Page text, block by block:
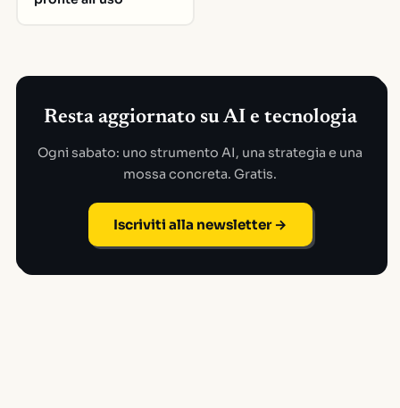
Resta aggiornato su AI e tecnologia
Ogni sabato: uno strumento AI, una strategia e una
mossa concreta. Gratis.
Iscriviti alla newsletter →